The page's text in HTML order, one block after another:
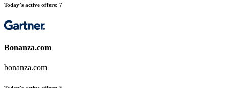
Today’s active offers: 7
Bonanza.com
bonanza.com